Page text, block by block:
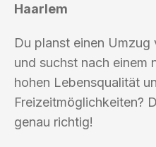
Haarlem
Du planst einen Umzug
und suchst nach einem
hohen Lebensqualität
Freizeitmöglichkeiten?
genau richtig!